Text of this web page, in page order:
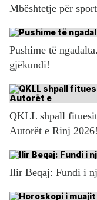
Mbështetje për
Pushime të
gjëkundi!
QKLL shpall
Autorët e Rinj 2026!
Ilir Beqaj: Fundi i